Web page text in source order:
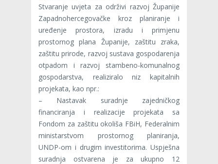
Stvaranje uvjeta za održivi razvoj Županije
Zapadnohercegovačke kroz planiranje i
uređenje prostora, izradu i primjenu
prostornog plana Županije, zaštitu zraka,
zaštitu prirode, razvoj sustava gospodarenja
otpadom i razvoj stambeno-komunalnog
gospodarstva, realiziralo niz kapitalnih
projekata, kao npr.:
– Nastavak suradnje zajedničkog
financiranja i realizacije projekata sa
Fondom za zaštitu okoliša FBiH, Federalnim
ministarstvom prostornog planiranja,
UNDP-om i drugim investitorima. Uspješna
suradnja ostvarena je za ukupno 12